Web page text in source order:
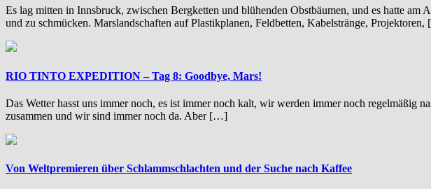
Es lag mitten in Innsbruck, zwischen Bergketten und blühenden Obstbäumen, und es hatte
und zu schmücken. Marslandschaften auf Plastikplanen, Feldbetten, Kabelstränge,
RIO TINTO EXPEDITION – Tag 8: Goodbye, Mars!
Das Wetter hasst uns immer noch, es ist immer noch kalt, wir werden immer noch regelmäßig
zusammen und wir sind immer noch da. Aber […]
Von Weltpremieren über Schlammschlachten und der Suche nach Kaffee